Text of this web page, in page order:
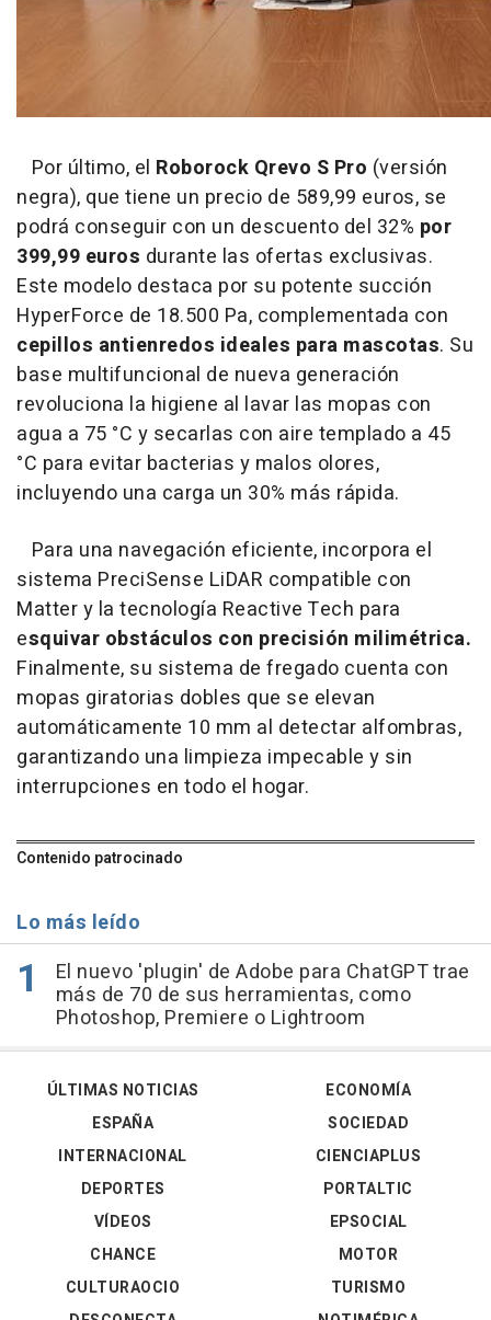
Por último, el Roborock Qrevo S Pro (versión
negra), que tiene un precio de 589,99 euros, se
podrá conseguir con un descuento del 32% por
399,99 euros durante las ofertas exclusivas.
Este modelo destaca por su potente succión
HyperForce de 18.500 Pa, complementada con
cepillos antienredos ideales para mascotas. Su
base multifuncional de nueva generación
revoluciona la higiene al lavar las mopas con
agua a 75 °C y secarlas con aire templado a 45
°C para evitar bacterias y malos olores,
incluyendo una carga un 30% más rápida.
Para una navegación eficiente, incorpora el
sistema PreciSense LiDAR compatible con
Matter y la tecnología Reactive Tech para
esquivar obstáculos con precisión milimétrica.
Finalmente, su sistema de fregado cuenta con
mopas giratorias dobles que se elevan
automáticamente 10 mm al detectar alfombras,
garantizando una limpieza impecable y sin
interrupciones en todo el hogar.
Contenido patrocinado
Lo más leído
El nuevo 'plugin' de Adobe para ChatGPT trae
más de 70 de sus herramientas, como
Photoshop, Premiere o Lightroom
ÚLTIMAS NOTICIAS
ESPAÑA
INTERNACIONAL
DEPORTES
VÍDEOS
ECONOMÍA
SOCIEDAD
CIENCIAPLUS
PORTALTIC
EPSOCIAL
CHANCE
CULTURAOCIO
MOTOR
TURISMO